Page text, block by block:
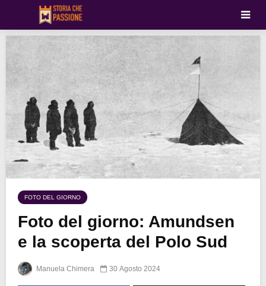
FOTO DEL GIORNO
Foto del giorno: Amundsen
e la scoperta del Polo Sud
Manuela Chimera 30 Agosto 2024